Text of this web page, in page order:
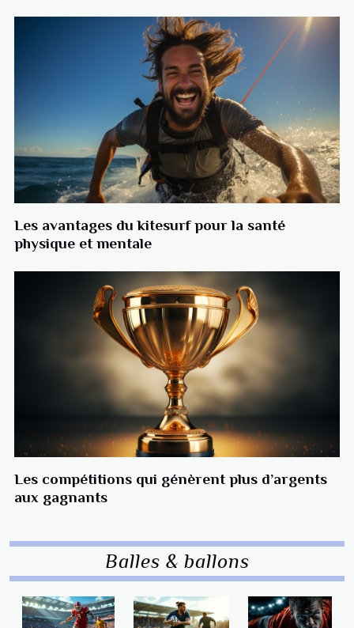
Les avantages du kitesurf pour la santé
physique et mentale
Les compétitions qui génèrent plus d’argents
aux gagnants
Balles & ballons